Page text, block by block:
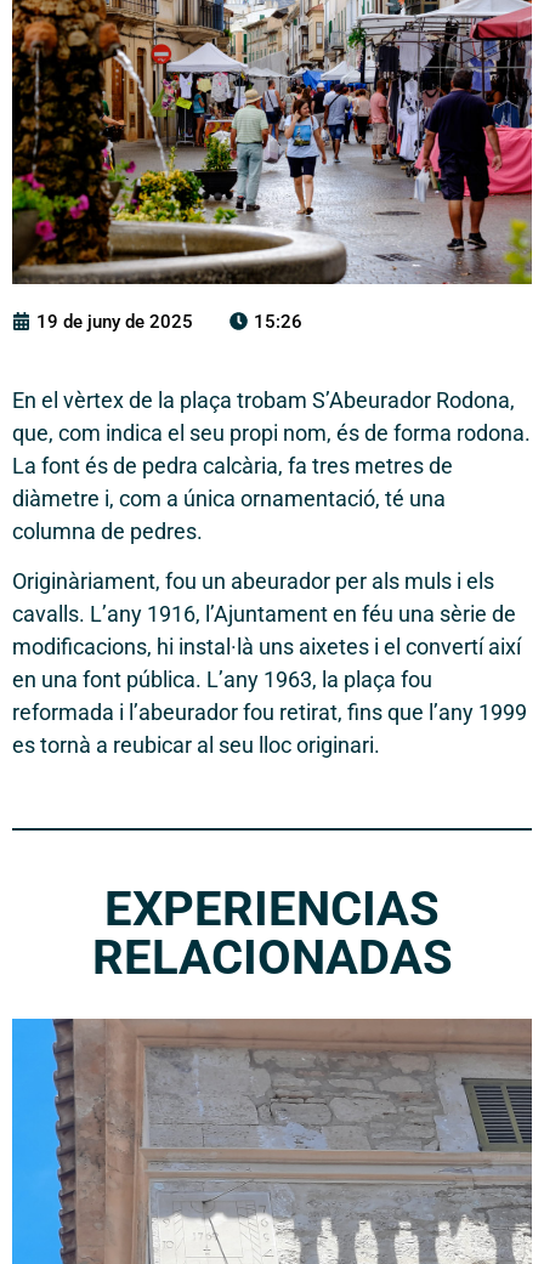
19 de juny de 2025 15:26
En el vèrtex de la plaça trobam S’Abeurador Rodona,
que, com indica el seu propi nom, és de forma rodona.
La font és de pedra calcària, fa tres metres de
diàmetre i, com a única ornamentació, té una
columna de pedres.
Originàriament, fou un abeurador per als muls i els
cavalls. L’any 1916, l’Ajuntament en féu una sèrie de
modificacions, hi instal·là uns aixetes i el convertí així
en una font pública. L’any 1963, la plaça fou
reformada i l’abeurador fou retirat, fins que l’any 1999
es tornà a reubicar al seu lloc originari.
EXPERIENCIAS
RELACIONADAS